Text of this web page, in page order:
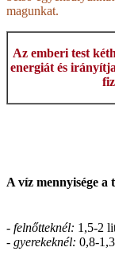
magunkat.
Az emberi test
energiát és
A víz mennyisége a
- felnőtteknél: 1,5-2
- gyerekeknél: 0,8-